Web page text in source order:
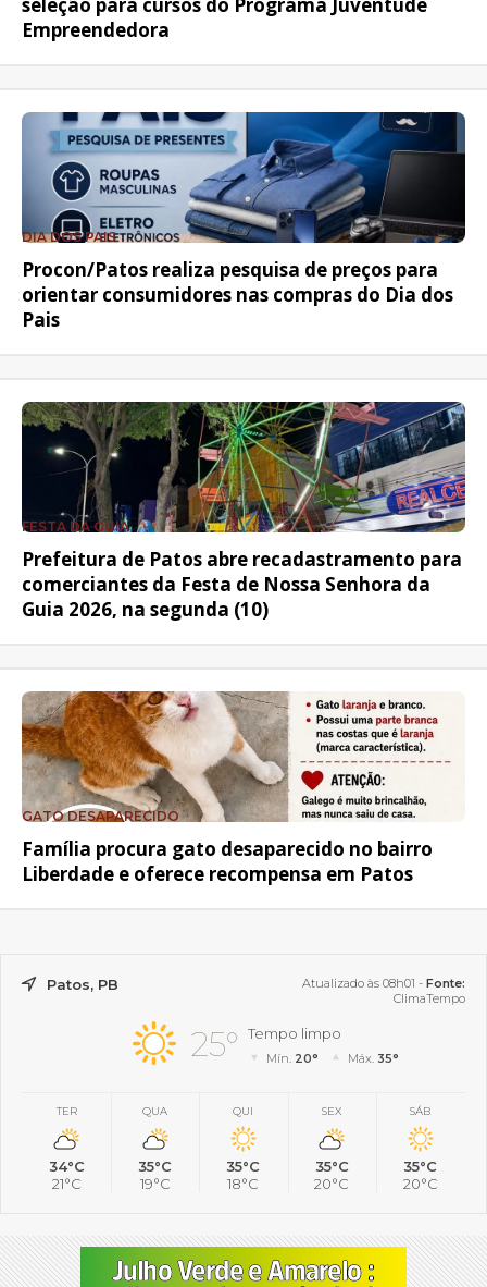
Empreendedora
DIA DOS PAIS
Procon/Patos realiza pesquisa de preços para
orientar consumidores nas compras do Dia dos
Pais
FESTA DA GUIA
Prefeitura de Patos abre recadastramento para
comerciantes da Festa de Nossa Senhora da
Guia 2026, na segunda (10)
GATO DESAPARECIDO
Família procura gato desaparecido no bairro
Liberdade e oferece recompensa em Patos
Patos, PB Atualizado às 08h01 - Fonte:
ClimaTempo
25° Tempo limpo
Mín. 20° Máx. 35°
TER
34°C
21°C
QUA
35°C
19°C
QUI
35°C
18°C
SEX
35°C
20°C
SÁB
35°C
20°C